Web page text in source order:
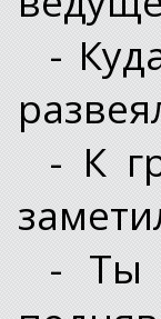
-
- К
- Ты